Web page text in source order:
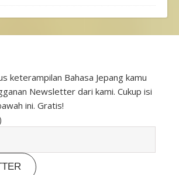
keterampilan Bahasa Jepang kamu
Newsletter dari kami. Cukup isi
ini. Gratis!